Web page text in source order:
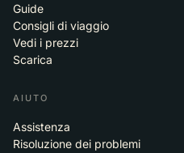
Guide
Consigli di viaggio
Vedi i prezzi
Scarica
AIUTO
Assistenza
Risoluzione dei problemi